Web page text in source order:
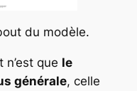
du modèle.
n’est que le
générale, celle